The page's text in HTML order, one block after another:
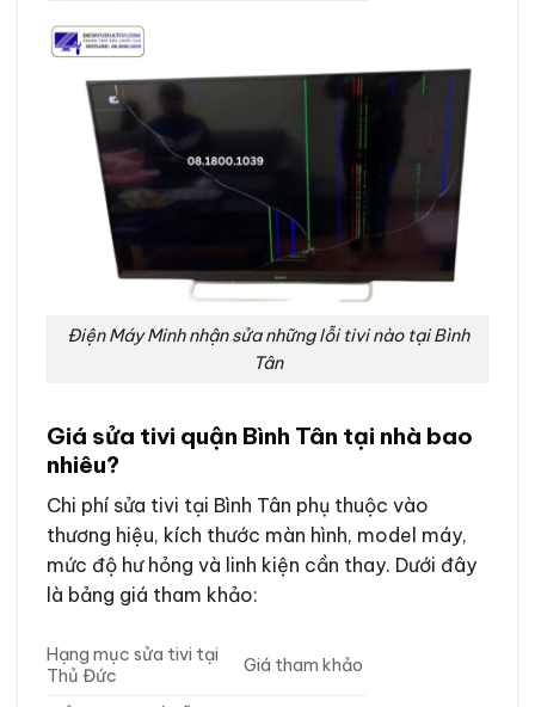
Điện Máy Minh nhận sửa những lỗi tivi nào tại Bình
Tân
Giá sửa tivi quận Bình Tân tại nhà bao
nhiêu?
Chi phí sửa tivi tại Bình Tân phụ thuộc vào
thương hiệu, kích thước màn hình, model máy,
mức độ hư hỏng và linh kiện cần thay. Dưới đây
là bảng giá tham khảo:
Hạng mục sửa tivi tại
Thủ Đức
Giá tham khảo